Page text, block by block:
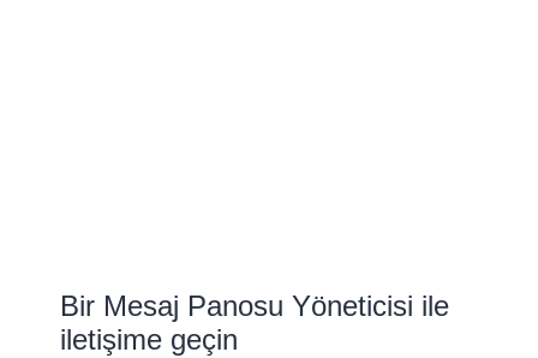
Bir Mesaj Panosu Yöneticisi ile
iletişime geçin